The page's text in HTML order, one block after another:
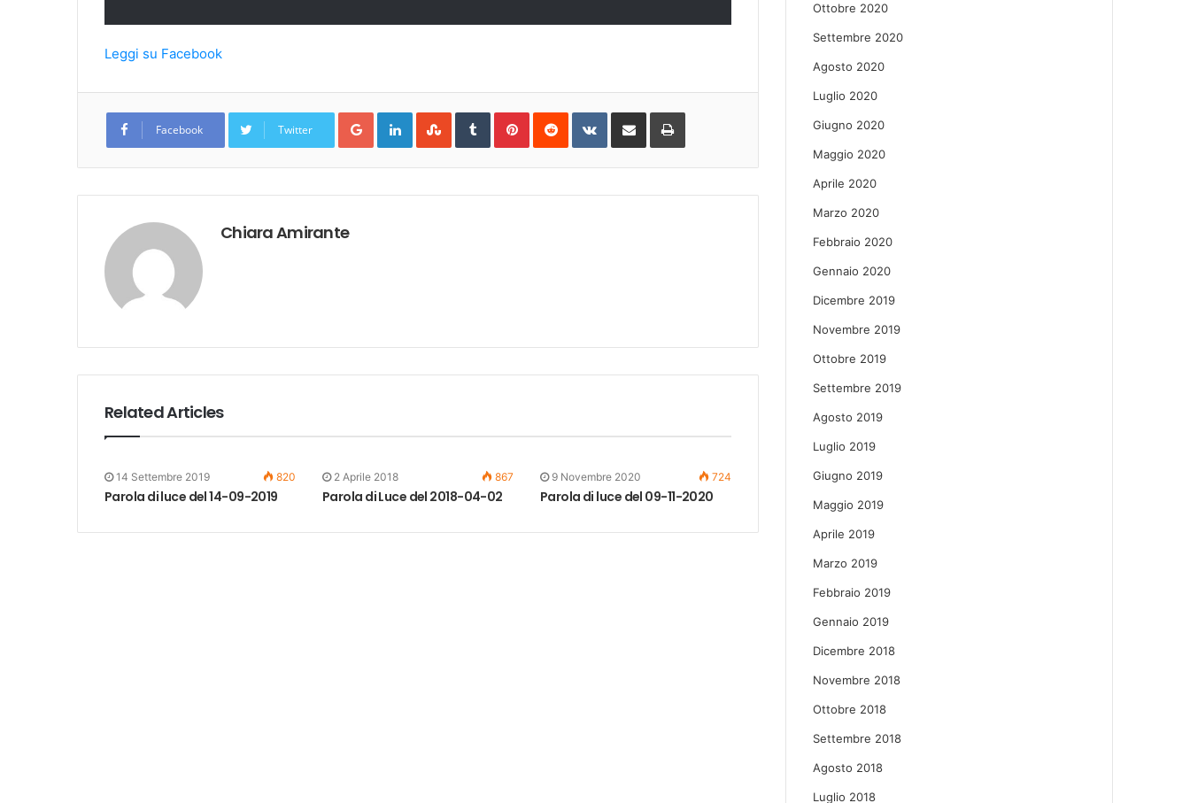
Leggi su Facebook
Facebook Twitter
Google+LinkedInStumbleUpon
TumblrPinterestReddit VKontakteShare
Email
Print
Chiara Amirante
Related Articles
14 Settembre 2019 820
Parola di luce del 14-09-2019
2 Aprile 2018 867
Parola di Luce del 2018-04-02
9 Novembre 2020 724
Parola di luce del 09-11-2020
Ottobre 2020
Settembre 2020
Agosto 2020
Luglio 2020
Giugno 2020
Maggio 2020
Aprile 2020
Marzo 2020
Febbraio 2020
Gennaio 2020
Dicembre 2019
Novembre 2019
Ottobre 2019
Settembre 2019
Agosto 2019
Luglio 2019
Giugno 2019
Maggio 2019
Aprile 2019
Marzo 2019
Febbraio 2019
Gennaio 2019
Dicembre 2018
Novembre 2018
Ottobre 2018
Settembre 2018
Agosto 2018
Luglio 2018